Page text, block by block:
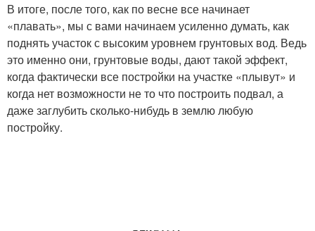
В итоге, после того, как по весне все начинает
«плавать», мы с вами начинаем усиленно думать, как
поднять участок с высоким уровнем грунтовых вод. Ведь
это именно они, грунтовые воды, дают такой эффект,
когда фактически все постройки на участке «плывут» и
когда нет возможности не то что построить подвал, а
даже заглубить сколько-нибудь в землю любую
постройку.